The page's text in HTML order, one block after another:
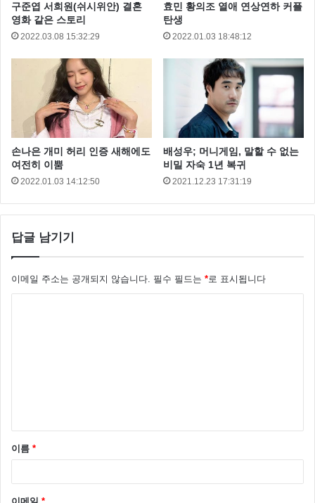
지난 8월 10일 오승아는 자신이 운영하는 유튜브채널에
푸켓에서 입을 비키니를 골랐다는 내용에 오승아가 여
러복의 비키니수영복을 입은 영상을 공개했는데요.
구준엽 서희원(쉬시위안) 결혼
영화 같은 스토리
2022.03.08 15:32:29
효민 황의조 열애 연상연하 커플
탄생
2022.01.03 18:48:12
손나은 개미 허리 인증 새해에도
여전히 이뿜
2022.01.03 14:12:50
배성우; 머니게임, 말할 수 없는
비밀 자숙 1년 복귀
2021.12.23 17:31:19
답글 남기기
이메일 주소는 공개되지 않습니다. 필수 필드는 *로 표시됩니다
이름 *